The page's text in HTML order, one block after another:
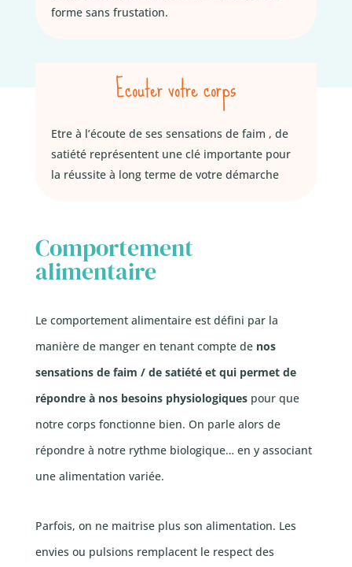
forme sans frustation.
Ecouter votre corps
Etre à l’écoute de ses sensations de faim , de
satiété représentent une clé importante pour
la réussite à long terme de votre démarche
Comportement
alimentaire
Le comportement alimentaire est défini par la
manière de manger en tenant compte de nos
sensations de faim / de satiété et qui permet de
répondre à nos besoins physiologiquespour que
notre corps fonctionne bien. On parle alors de
répondre à notre rythme biologique… en y associant
une alimentation variée.
Parfois, on ne maitrise plus son alimentation. Les
envies ou pulsions remplacent le respect des